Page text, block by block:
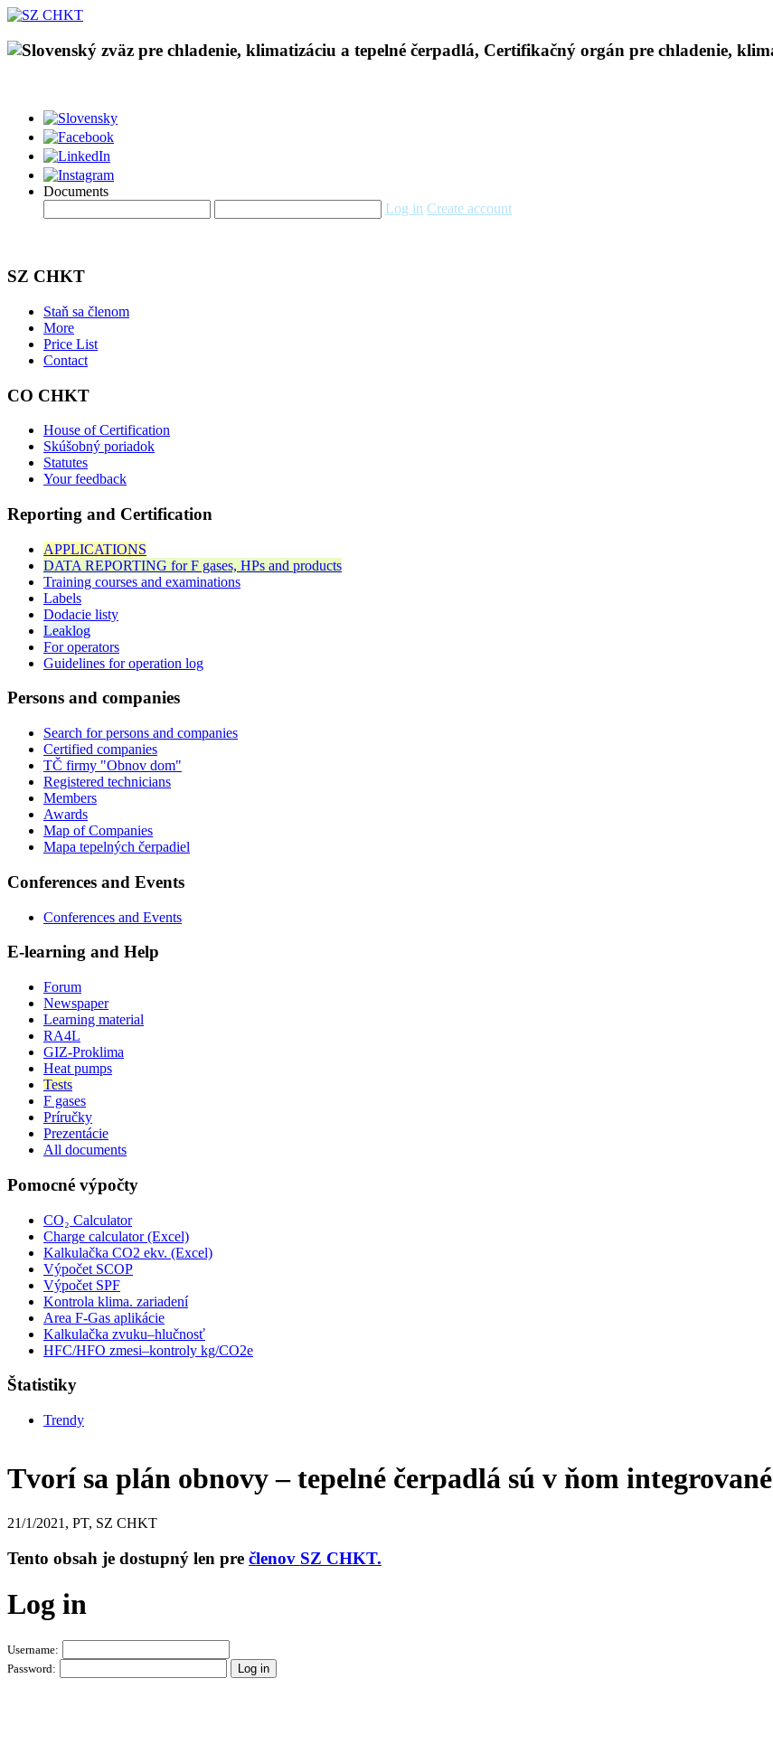
Documents
Log in Create account
SZ CHKT
Staň sa členom
More
Price List
Contact
CO CHKT
House of Certification
Skúšobný poriadok
Statutes
Your feedback
Reporting and Certification
APPLICATIONS
DATA REPORTING for F gases, HPs and products
Training courses and examinations
Labels
Dodacie listy
Leaklog
For operators
Guidelines for operation log
Persons and companies
Search for persons and companies
Certified companies
TČ firmy "Obnov dom"
Registered technicians
Members
Awards
Map of Companies
Mapa tepelných čerpadiel
Conferences and Events
Conferences and Events
E-learning and Help
Forum
Newspaper
Learning material
RA4L
GIZ-Proklima
Heat pumps
Tests
F gases
Príručky
Prezentácie
All documents
Pomocné výpočty
CO₂ Calculator
Charge calculator (Excel)
Kalkulačka CO2 ekv. (Excel)
Výpočet SCOP
Výpočet SPF
Kontrola klima. zariadení
Area F-Gas aplikácie
Kalkulačka zvuku–hlučnosť
HFC/HFO zmesi–kontroly kg/CO2e
Štatistiky
Trendy
Tvorí sa plán obnovy – tepelné čerpadlá sú v ňom integrované
21/1/2021, PT, SZ CHKT
Tento obsah je dostupný len pre členov SZ CHKT.
Log in
Username:
Password: